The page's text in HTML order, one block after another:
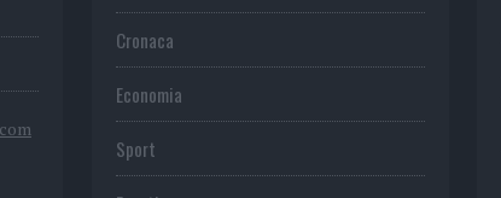
Cronaca
Economia
Sport